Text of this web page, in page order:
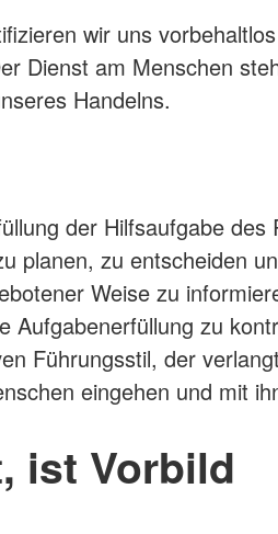
wir uns
Dienst am Menschen
Handelns.
der Hilfsaufgabe des
planen, zu entscheiden
Weise zu
Aufgabenerfüllung zu
Führungsstil, der
eingehen und mit
ist Vorbild